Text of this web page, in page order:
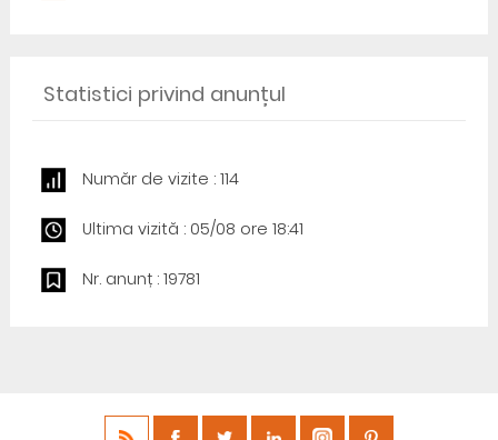
Statistici privind anunțul
Număr de vizite : 114
Ultima vizită : 05/08 ore 18:41
Nr. anunț : 19781